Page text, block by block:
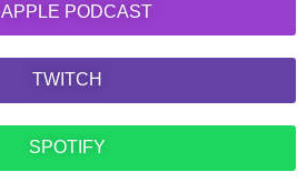
APPLE PODCAST
TWITCH
SPOTIFY